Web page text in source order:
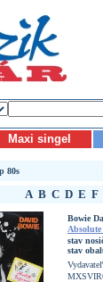
Maxi singel
80s
A B C D E F
Bowie
stav
stav